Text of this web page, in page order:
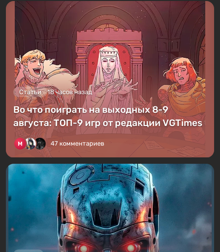
Статьи 18 часов назад
Во что поиграть на выходных 8-9
августа: ТОП-9 игр от редакции VGTimes
47 комментариев